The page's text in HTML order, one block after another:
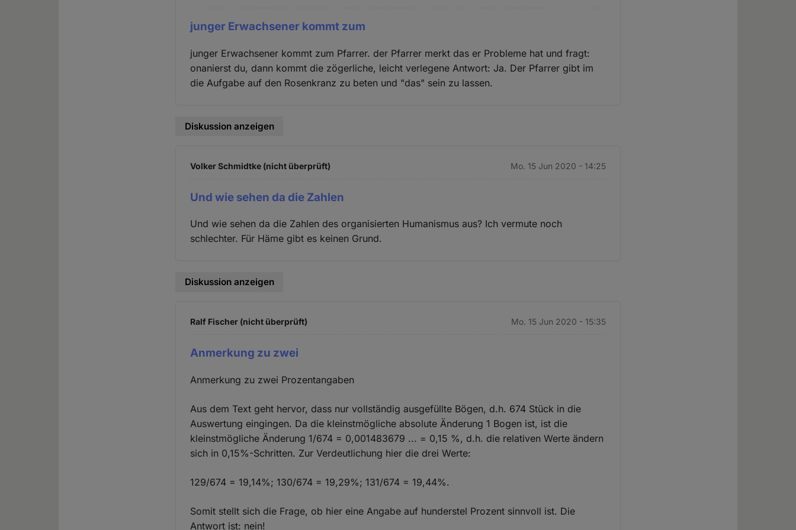
junger Erwachsener kommt zum
junger Erwachsener kommt zum Pfarrer. der Pfarrer merkt das er Probleme hat und fragt:
onanierst du, dann kommt die zögerliche, leicht verlegene Antwort: Ja. Der Pfarrer gibt im
die Aufgabe auf den Rosenkranz zu beten und "das" sein zu lassen.
Diskussion anzeigen
Volker Schmidtke (nicht überprüft) Mo. 15 Jun 2020 - 14:25
Und wie sehen da die Zahlen
Und wie sehen da die Zahlen des organisierten Humanismus aus? Ich vermute noch
schlechter. Für Häme gibt es keinen Grund.
Diskussion anzeigen
Ralf Fischer (nicht überprüft) Mo. 15 Jun 2020 - 15:35
Anmerkung zu zwei
Anmerkung zu zwei Prozentangaben
Aus dem Text geht hervor, dass nur vollständig ausgefüllte Bögen, d.h. 674 Stück in die
Auswertung eingingen. Da die kleinstmögliche absolute Änderung 1 Bogen ist, ist die
kleinstmögliche Änderung 1/674 = 0,001483679 ... = 0,15 %, d.h. die relativen Werte ändern
sich in 0,15%-Schritten. Zur Verdeutlichung hier die drei Werte:
129/674 = 19,14%; 130/674 = 19,29%; 131/674 = 19,44%.
Somit stellt sich die Frage, ob hier eine Angabe auf hunderstel Prozent sinnvoll ist. Die
Antwort ist: nein!